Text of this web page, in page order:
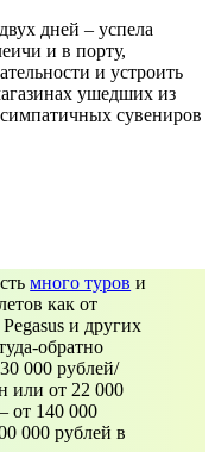
дней – успела
и в порту,
и устроить
ушедших из
сувениров
много туров и
как от
и других
обратно
000 рублей/
или от 22 000
от 140 000
000 рублей в